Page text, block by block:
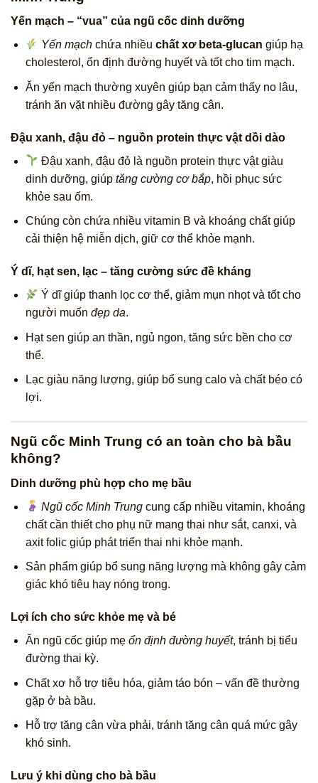
Yến mạch – “vua” của ngũ cốc dinh dưỡng
Yến mạch chứa nhiềuchất xơ beta-glucan giúp hạ
cholesterol, ổn định đường huyết và tốt cho tim mạch.
Ăn yến mạch thường xuyên giúp bạn cảm thấy no lâu,
tránh ăn vặt nhiều đường gây tăng cân.
Đậu xanh, đậu đỏ – nguồn protein thực vật dồi dào
Đậu xanh, đậu đỏ là nguồn protein thực vật giàu
dinh dưỡng, giúp tăng cường cơ bắp, hồi phục sức
khỏe sau ốm.
Chúng còn chứa nhiều vitamin B và khoáng chất giúp
cải thiện hệ miễn dịch, giữ cơ thể khỏe mạnh.
Ý dĩ, hạt sen, lạc – tăng cường sức đề kháng
Ý dĩ giúp thanh lọc cơ thể, giảm mụn nhọt và tốt cho
người muốn đẹp da.
Hạt sen giúp an thần, ngủ ngon, tăng sức bền cho cơ
thể.
Lạc giàu năng lượng, giúp bổ sung calo và chất béo có
lợi.
Ngũ cốc Minh Trung có an toàn cho bà bầu
không?
Dinh dưỡng phù hợp cho mẹ bầu
Ngũ cốc Minh Trung cung cấp nhiều vitamin, khoáng
chất cần thiết cho phụ nữ mang thai như sắt, canxi, và
axit folic giúp phát triển thai nhi khỏe mạnh.
Sản phẩm giúp bổ sung năng lượng mà không gây cảm
giác khó tiêu hay nóng trong.
Lợi ích cho sức khỏe mẹ và bé
Ăn ngũ cốc giúp mẹ ổn định đường huyết, tránh bị tiểu
đường thai kỳ.
Chất xơ hỗ trợ tiêu hóa, giảm táo bón – vấn đề thường
gặp ở bà bầu.
Hỗ trợ tăng cân vừa phải, tránh tăng cân quá mức gây
khó sinh.
Lưu ý khi dùng cho bà bầu